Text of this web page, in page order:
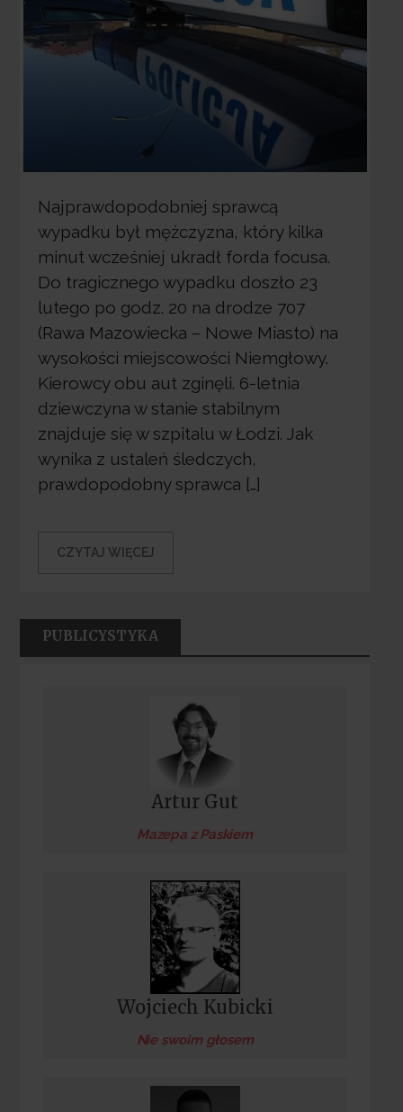
Najprawdopodobniej sprawcą
wypadku był mężczyzna, który kilka
minut wcześniej ukradł forda focusa.
Do tragicznego wypadku doszło 23
lutego po godz. 20 na drodze 707
(Rawa Mazowiecka – Nowe Miasto) na
wysokości miejscowości Niemgłowy.
Kierowcy obu aut zginęli. 6-letnia
dziewczyna w stanie stabilnym
znajduje się w szpitalu w Łodzi. Jak
wynika z ustaleń śledczych,
prawdopodobny sprawca […]
CZYTAJ WIĘCEJ
PUBLICYSTYKA
Artur Gut
Mazepa z Paskiem
Wojciech Kubicki
Nie swoim głosem